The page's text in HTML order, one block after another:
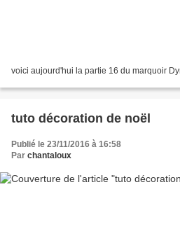
voici aujourd'hui la partie 16 du marquoir
tuto décoration de noël
Publié le 23/11/2016 à 16:58
Par chantaloux